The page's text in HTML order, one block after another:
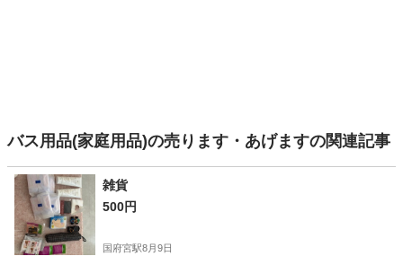
バス用品(家庭用品)の売ります・あげますの関連記事
雑貨
500円
国府宮駅8月9日